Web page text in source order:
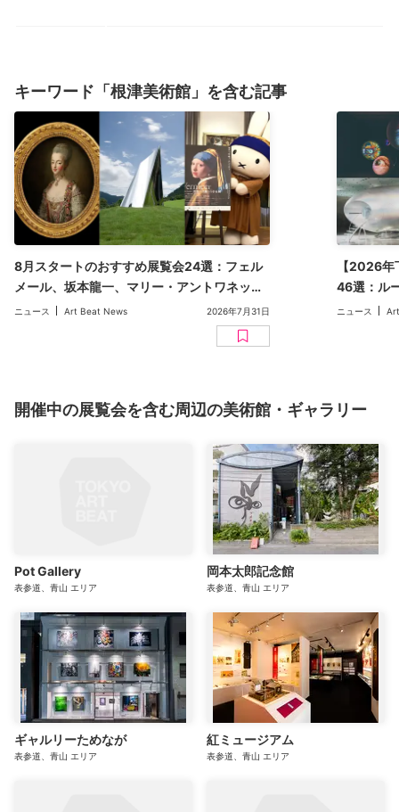
キーワード「根津美術館」を含む記事
8月スタートのおすすめ展覧会24選：フェル
メール、坂本龍一、マリー・アントワネッ
ト、多田美波など【2026年版】
ニュース Art Beat News 2026年7月31日
【2026
46選：ル
マリメッ
ニュース
開催中の展覧会を含む周辺の美術館・ギャラリー
Pot Gallery
表参道、青山 エリア
岡本太郎記念館
表参道、青山 エリア
ギャルリーためなが
表参道、青山 エリア
紅ミュージアム
表参道、青山 エリア